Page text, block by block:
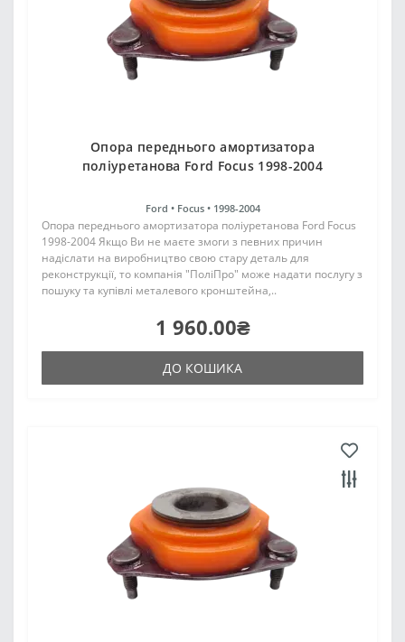
Опора переднього амортизатора
поліуретанова Ford Focus 1998-2004
Ford • Focus • 1998-2004
Опора переднього амортизатора поліуретанова Ford Focus
1998-2004 Якщо Ви не маєте змоги з певних причин
надіслати на виробництво свою стару деталь для
реконструкції, то компанія "ПоліПро" може надати послугу з
пошуку та купівлі металевого кронштейна,..
1 960.00₴
ДО КОШИКА